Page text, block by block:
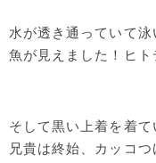
水が透き通っていて泳
魚が見えました！ヒト
そして黒い上着を着て
兄貴は終始、カッコ